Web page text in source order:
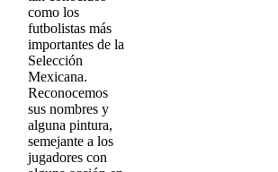
como los
futbolistas más
importantes de la
Selección
Mexicana.
Reconocemos
sus nombres y
alguna pintura,
semejante a los
jugadores con